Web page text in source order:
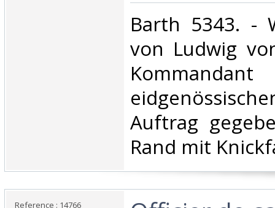
‎Barth 5343. -
von Ludwig
Auftrag
Rand mit
Reference : 14766